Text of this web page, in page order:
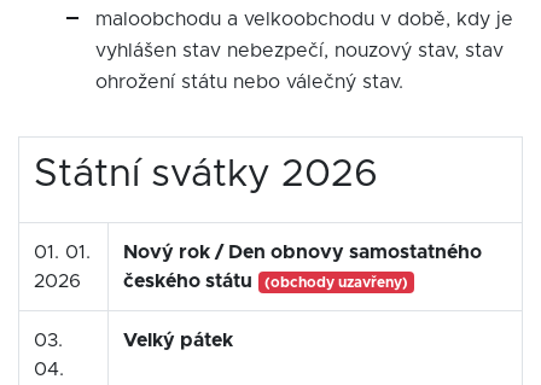
maloobchodu a velkoobchodu v době, kdy je
vyhlášen stav nebezpečí, nouzový stav, stav
ohrožení státu nebo válečný stav.
Státní svátky 2026
01. 01.
2026
Nový rok / Den obnovy samostatného
českého státu
(obchody uzavřeny)
03.
04.
Velký pátek